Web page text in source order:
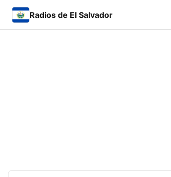
Radios de El Salvador